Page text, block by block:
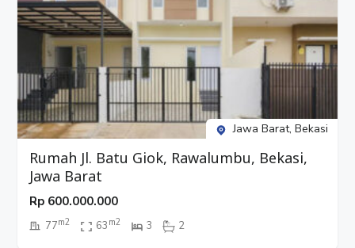
Jawa Barat, Bekasi
Rumah Jl. Batu Giok, Rawalumbu, Bekasi,
Jawa Barat
Rp 600.000.000
77m2 63 m2 3 2